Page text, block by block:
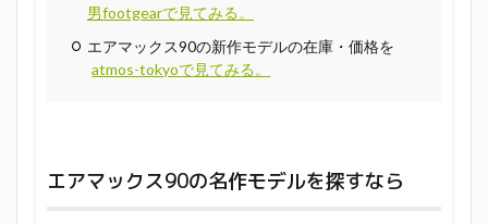
男footgearで見てみる。
エアマックス90の新作モデルの在庫・価格を
atmos-tokyoで見てみる。
エアマックス90の名作モデルを探すなら